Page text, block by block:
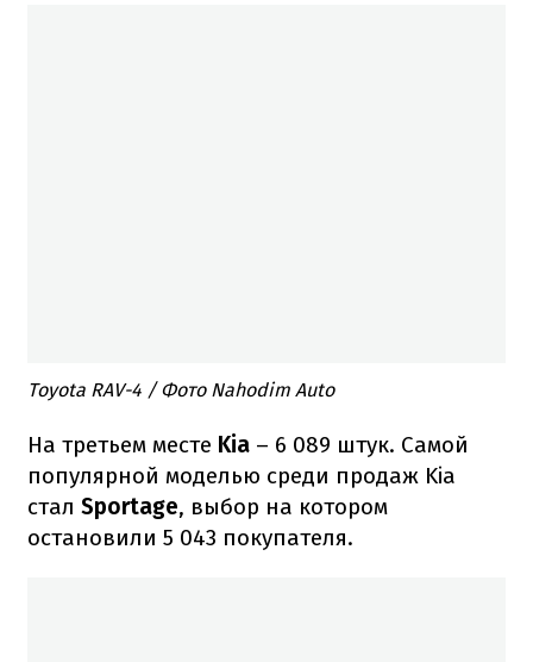
Toyota RAV-4 / Фото Nahodim Auto
На третьем месте Kia – 6 089 штук. Самой
популярной моделью среди продаж Kia
стал Sportage, выбор на котором
остановили 5 043 покупателя.